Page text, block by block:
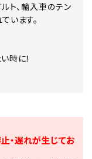
ト、輸入車のテン
います。
時に！
・遅れが生じてお